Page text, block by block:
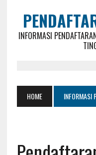
INFORMASI
HOME INFORMASI